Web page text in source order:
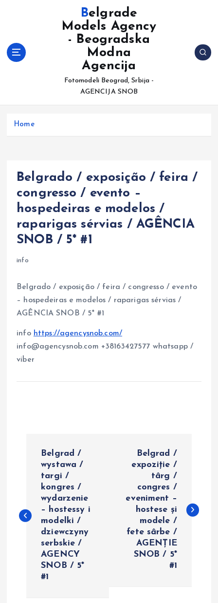
t
Belgrade
Models Agency
- Beogradska
Modna
Agencija
Fotomodeli Beograd, Srbija -
AGENCIJA SNOB
Home
Belgrado / exposição / feira /
congresso / evento –
hospedeiras e modelos /
raparigas sérvias / AGÊNCIA
SNOB / 5* #1
info
Belgrado / exposição / feira / congresso / evento
– hospedeiras e modelos / raparigas sérvias /
AGÊNCIA SNOB / 5* #1
info https://agencysnob.com/
info@agencysnob.com +38163427577 whatsapp /
viber
t
Belgrad /
wystawa /
targi /
kongres /
wydarzenie
– hostessy i
modelki /
dziewczyny
serbskie /
AGENCY
SNOB / 5*
#1
Belgrad /
expoziție /
târg /
congres /
eveniment –
hostese și
modele /
fete sârbe /
AGENȚIE
SNOB / 5*
#1